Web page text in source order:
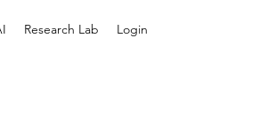
Research Lab Login